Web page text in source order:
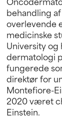
behandling
overlevende
medicinske
University
dermatologi
fungerede
direktør for
Montefiore-
2020 været
Einstein.